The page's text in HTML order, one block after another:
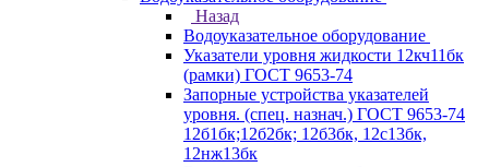
Назад
Водоуказательное оборудование
Указатели уровня жидкости 12кч11бк
(рамки) ГОСТ 9653-74
Запорные устройства указателей
уровня. (спец. назнач.) ГОСТ 9653-74
12б1бк;12б2бк; 12б3бк, 12с13бк,
12нж13бк